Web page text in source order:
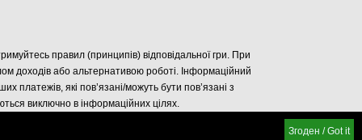
правил (принципів) відповідальної гри. При
доходів або альтернативою роботі. Інформаційний
платежів, які пов’язані/можуть бути пов’язані з
виключно в інформаційних цілях.
Згоден / Got it